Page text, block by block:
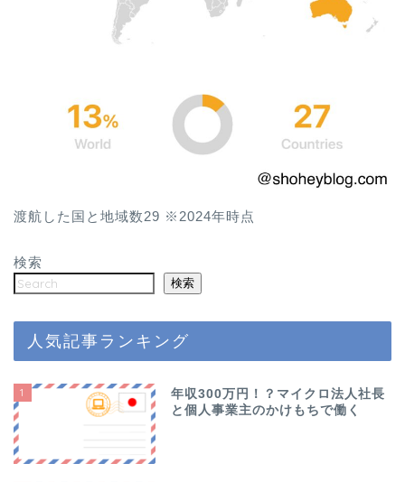
渡航した国と地域数29 ※2024年時点
検索
検索
人気記事ランキング
1
年収300万円！？マイクロ法人社長
と個人事業主のかけもちで働く